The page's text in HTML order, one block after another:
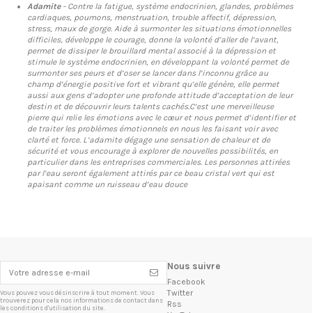
Adamite- Contre la fatigue, système endocrinien, glandes, problèmes
cardiaques, poumons, menstruation, trouble affectif, dépression,
stress, maux de gorge. Aide à surmonter les situations émotionnelles
difficiles, développe le courage, donne la volonté d’aller de l’avant,
permet de dissiper le brouillard mental associé à la dépression et
stimule le système endocrinien, en développant la volonté permet de
surmonter ses peurs et d’oser se lancer dans l’inconnu grâce au
champ d’énergie positive fort et vibrant qu’elle génère, elle permet
aussi aux gens d’adopter une profonde attitude d’acceptation de leur
destin et de découvrir leurs talents cachés.C’est une merveilleuse
pierre qui relie les émotions avec le cœur et nous permet d’identifier et
de traiter les problèmes émotionnels en nous les faisant voir avec
clarté et force. L’adamite dégage une sensation de chaleur et de
sécurité et vous encourage à explorer de nouvelles possibilités, en
particulier dans les entreprises commerciales. Les personnes attirées
par l’eau seront également attirés par ce beau cristal vert qui est
apaisant comme un ruisseau d’eau douce
Vous pouvez vous désinscrire à tout moment. Vous
trouverez pour cela nos informations de contact dans
les conditions d'utilisation du site.
Nous suivre
Facebook
Twitter
Rss